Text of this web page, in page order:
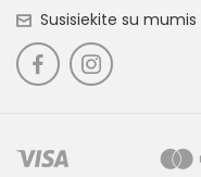
Susisiekite su mumis